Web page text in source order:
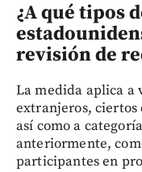
¿A qué tipos
revisión de
La medida aplica a
extranjeros, ciertos
así como a
anteriormente,
participantes en